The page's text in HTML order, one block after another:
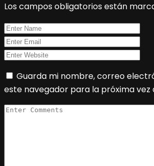
Los campos obligatorios están
Guarda mi nombre, correo
este navegador para la próxima vez